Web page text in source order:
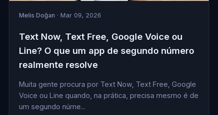
Melis Doğan · Mar 09, 2026
Text Now, Text Free, Google Voice ou
Line? O que um app de segundo número
realmente resolve
Muita gente procura por Text Now, Text Free, Google
Voice ou Line quando, na prática, precisa mesmo é de
um segundo núme...